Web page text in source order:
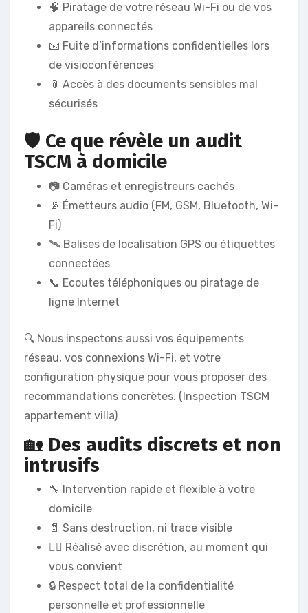
🧠 Piratage de votre réseau Wi-Fi ou de vos
appareils connectés
📧 Fuite d’informations confidentielles lors
de visioconférences
📎 Accès à des documents sensibles mal
sécurisés
🛡️ Ce que révèle un audit
TSCM à domicile
📷 Caméras et enregistreurs cachés
📡 Émetteurs audio (FM, GSM, Bluetooth, Wi-
Fi)
🛰️ Balises de localisation GPS ou étiquettes
connectées
📞 Ecoutes téléphoniques ou piratage de
ligne Internet
🔍 Nous inspectons aussi vos équipements
réseau, vos connexions Wi-Fi, et votre
configuration physique pour vous proposer des
recommandations concrètes. (Inspection TSCM
appartement villa)
🏡 Des audits discrets et non
intrusifs
🔧 Intervention rapide et flexible à votre
domicile
📄 Sans destruction, ni trace visible
🙋‍♂️ Réalisé avec discrétion, au moment qui
vous convient
🔒 Respect total de la confidentialité
personnelle et professionnelle